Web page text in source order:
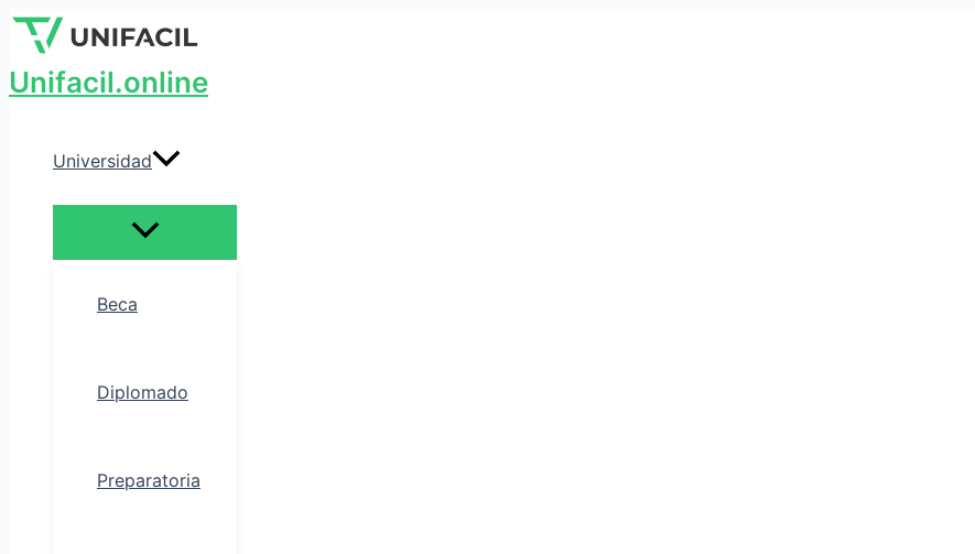
Ir
contenido
Unifacil.online
Universidad
menú
Beca
Diplomado
Preparatoria
Escribe
aquí...
Nombre*